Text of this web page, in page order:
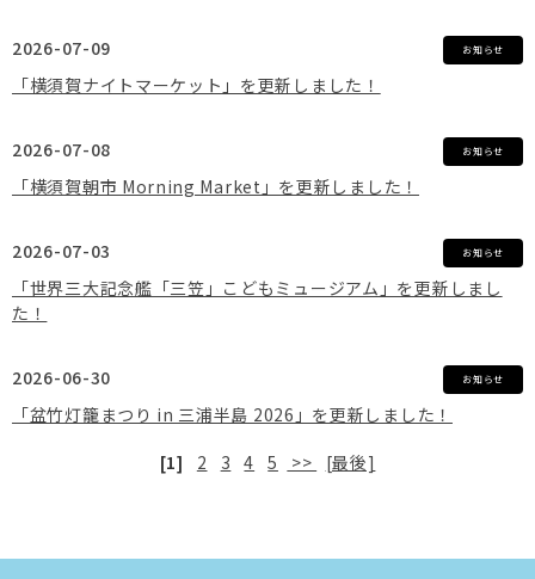
2026-07-09 お知らせ
「横須賀ナイトマーケット」を更新しました！
2026-07-08 お知らせ
「横須賀朝市 Morning Market」を更新しました！
2026-07-03 お知らせ
「世界三大記念艦「三笠」こどもミュージアム」を更新しまし
た！
2026-06-30 お知らせ
「盆竹灯籠まつり in 三浦半島 2026」を更新しました！
[1]
2 3 4 5 >> [最後]